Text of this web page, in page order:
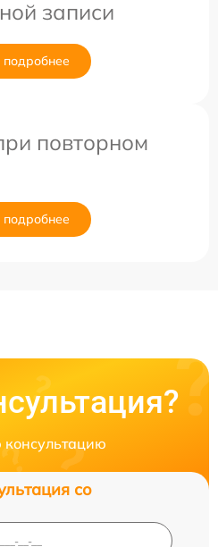
записи
подробнее
повторном
подробнее
со